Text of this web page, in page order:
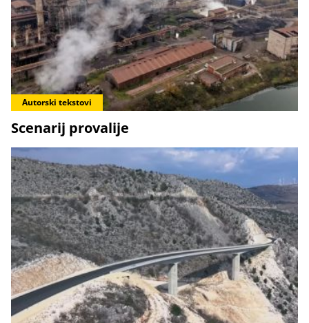
Autorski tekstovi
Scenarij provalije